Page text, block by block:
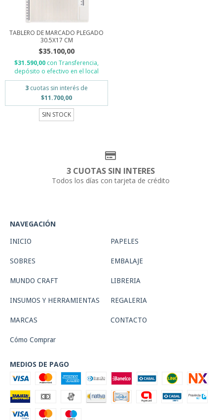
TABLERO DE MARCADO PLEGADO
30.5X17 CM
$35.100,00
$31.590,00 con Transferencia,
depósito o efectivo en el local
3 cuotas sin interés de
$11.700,00
SIN STOCK
3 CUOTAS SIN INTERES
Todos los días con tarjeta de crédito
NAVEGACIÓN
INICIO PAPELES
SOBRES EMBALAJE
MUNDO CRAFT LIBRERIA
INSUMOS Y HERRAMIENTAS REGALERIA
MARCAS CONTACTO
Cómo Comprar
MEDIOS DE PAGO